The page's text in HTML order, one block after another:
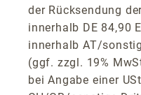
der Rücksendung
innerhalb DE 84,90
innerhalb AT/
(ggf. zzgl. 19%
bei Angabe einer